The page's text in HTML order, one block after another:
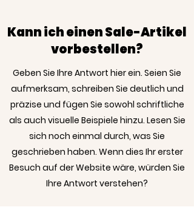
Kann ich einen Sale-Artikel
vorbestellen?
Geben Sie Ihre Antwort hier ein. Seien Sie
aufmerksam, schreiben Sie deutlich und
präzise und fügen Sie sowohl schriftliche
als auch visuelle Beispiele hinzu. Lesen Sie
sich noch einmal durch, was Sie
geschrieben haben. Wenn dies Ihr erster
Besuch auf der Website wäre, würden Sie
Ihre Antwort verstehen?